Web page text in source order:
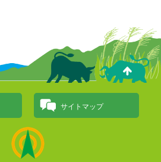
サイトマップ